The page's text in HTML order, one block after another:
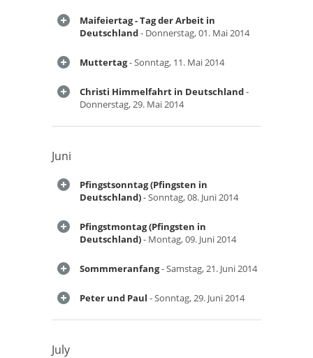
Maifeiertag - Tag der Arbeit in
Deutschland- Donnerstag, 01. Mai 2014
Muttertag- Sonntag, 11. Mai 2014
Christi Himmelfahrt in Deutschland-
Donnerstag, 29. Mai 2014
Juni
Pfingstsonntag (Pfingsten in
Deutschland)- Sonntag, 08. Juni 2014
Pfingstmontag (Pfingsten in
Deutschland)- Montag, 09. Juni 2014
Sommmeranfang- Samstag, 21. Juni 2014
Peter und Paul - Sonntag, 29. Juni 2014
July